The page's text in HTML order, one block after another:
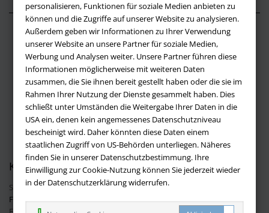
personalisieren, Funktionen für soziale Medien anbieten zu
können und die Zugriffe auf unserer Website zu analysieren.
Außerdem geben wir Informationen zu Ihrer Verwendung
unserer Website an unsere Partner für soziale Medien,
Werbung und Analysen weiter. Unsere Partner führen diese
Informationen möglicherweise mit weiteren Daten
zusammen, die Sie ihnen bereit gestellt haben oder die sie im
Rahmen Ihrer Nutzung der Dienste gesammelt haben. Dies
schließt unter Umständen die Weitergabe Ihrer Daten in die
USA ein, denen kein angemessenes Datenschutzniveau
bescheinigt wird. Daher könnten diese Daten einem
staatlichen Zugriff von US-Behörden unterliegen. Näheres
finden Sie in unserer Datenschutzbestimmung. Ihre
Einwilligung zur Cookie-Nutzung können Sie jederzeit wieder
in der Datenschutzerklärung widerrufen.
Über buchversandmimpf2000.de
Impressum
Versandbedingungen
Widerruf
Batteriehinweis
AGB
Datenschutz
Kontakt
Sie haben Fragen?Hier finden Sie Antworten auf häufig gestellte
Fragen.